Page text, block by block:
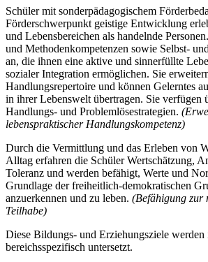
Schüler mit sonderpädagogischem
Förderschwerpunkt geistige Entwicklung
und Lebensbereichen als handelnde
und Methodenkompetenzen sowie Selbst-
an, die ihnen eine aktive und sinnerfüllte
sozialer Integration ermöglichen. Sie
Handlungsrepertoire und können Gelerntes
in ihrer Lebenswelt übertragen. Sie verfügen
Handlungs- und Problemlösestrategien.
lebenspraktischer Handlungskompetenz)
Durch die Vermittlung und das Erleben von
Alltag erfahren die Schüler Wertschätzung,
Toleranz und werden befähigt, Werte und
Grundlage der freiheitlich-demokratischen
anzuerkennen und zu leben. (Befähigung zur
Teilhabe)
Diese Bildungs- und Erziehungsziele
bereichsspezifisch untersetzt.